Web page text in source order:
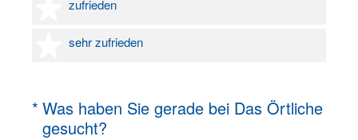
zufrieden
4 Sterne
sehr zufrieden
5 Sterne
* Was haben Sie gerade bei Das Örtliche
gesucht?
(Erforderlich.)